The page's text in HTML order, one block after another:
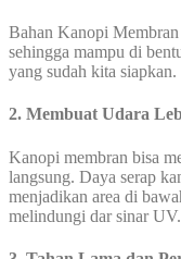
Bahan Kanopi
sehingga mampu di
yang sudah kita siapkan.
2. Membuat Udara
Kanopi membran bisa
langsung. Daya serap
menjadikan area di
melindungi dar sinar UV.